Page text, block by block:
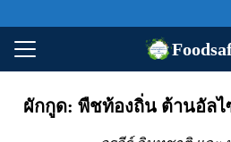
หลัก
ผักกูด: พืชท้องถิ่น ต้านอัลไ